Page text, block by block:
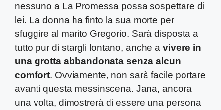
nessuno a La Promessa possa sospettare di
lei. La donna ha finto la sua morte per
sfuggire al marito Gregorio. Sarà disposta a
tutto pur di stargli lontano, anche a vivere in
una grotta abbandonata senza alcun
comfort. Ovviamente, non sarà facile portare
avanti questa messinscena. Jana, ancora
una volta, dimostrerà di essere una persona